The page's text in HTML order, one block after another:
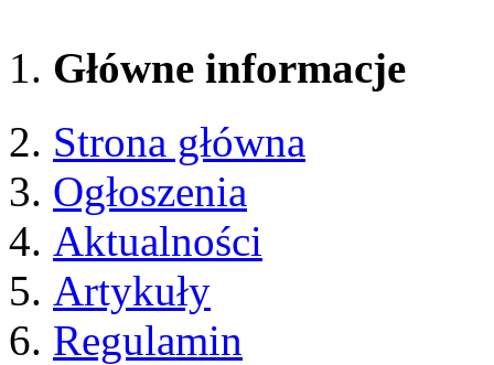
Główne informacje
Strona główna
Ogłoszenia
Aktualności
Artykuły
Regulamin